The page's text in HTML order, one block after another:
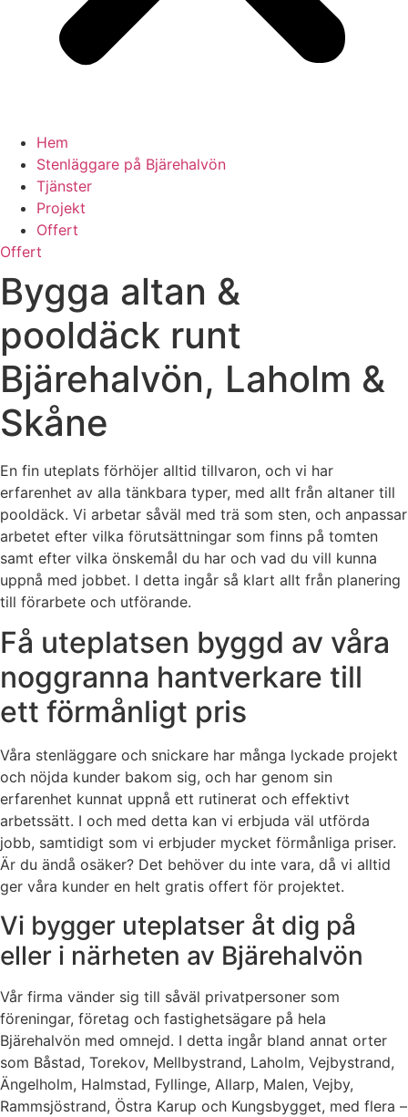
Hem
Stenläggare på Bjärehalvön
Tjänster
Projekt
Offert
Offert
Bygga altan &
pooldäck runt
Bjärehalvön, Laholm &
Skåne
En fin uteplats förhöjer alltid tillvaron, och vi har
erfarenhet av alla tänkbara typer, med allt från altaner till
pooldäck. Vi arbetar såväl med trä som sten, och anpassar
arbetet efter vilka förutsättningar som finns på tomten
samt efter vilka önskemål du har och vad du vill kunna
uppnå med jobbet. I detta ingår så klart allt från planering
till förarbete och utförande.
Få uteplatsen byggd av våra
noggranna hantverkare till
ett förmånligt pris
Våra stenläggare och snickare har många lyckade projekt
och nöjda kunder bakom sig, och har genom sin
erfarenhet kunnat uppnå ett rutinerat och effektivt
arbetssätt. I och med detta kan vi erbjuda väl utförda
jobb, samtidigt som vi erbjuder mycket förmånliga priser.
Är du ändå osäker? Det behöver du inte vara, då vi alltid
ger våra kunder en helt gratis offert för projektet.
Vi bygger uteplatser åt dig på
eller i närheten av Bjärehalvön
Vår firma vänder sig till såväl privatpersoner som
föreningar, företag och fastighetsägare på hela
Bjärehalvön med omnejd. I detta ingår bland annat orter
som Båstad, Torekov, Mellbystrand, Laholm, Vejbystrand,
Ängelholm, Halmstad, Fyllinge, Allarp, Malen, Vejby,
Rammsjöstrand, Östra Karup och Kungsbygget, med flera –